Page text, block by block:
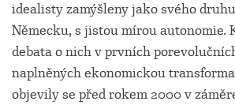
idealisty zamýšleny jako svého
Německu, s jistou mírou autonomie.
debata o nich v prvních
naplněných ekonomickou
objevily se před rokem 2000 v